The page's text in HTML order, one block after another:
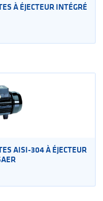
À ÉJECTEUR INTÉGRÉ
AISI-304 À ÉJECTEUR